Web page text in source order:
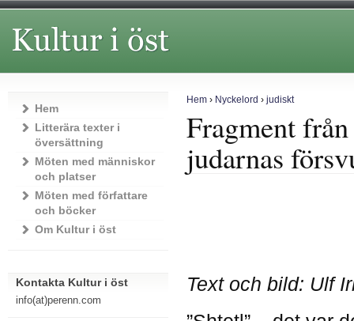
Hem› Nyckelord › judiskt
Fragment
judarnas
Text och bild: Ulf
Hem
Litterära texter i
översättning
Möten med människor
och platser
Möten med författare
och böcker
Om Kultur i öst
Kontakta Kultur i öst
info(at)perenn.com